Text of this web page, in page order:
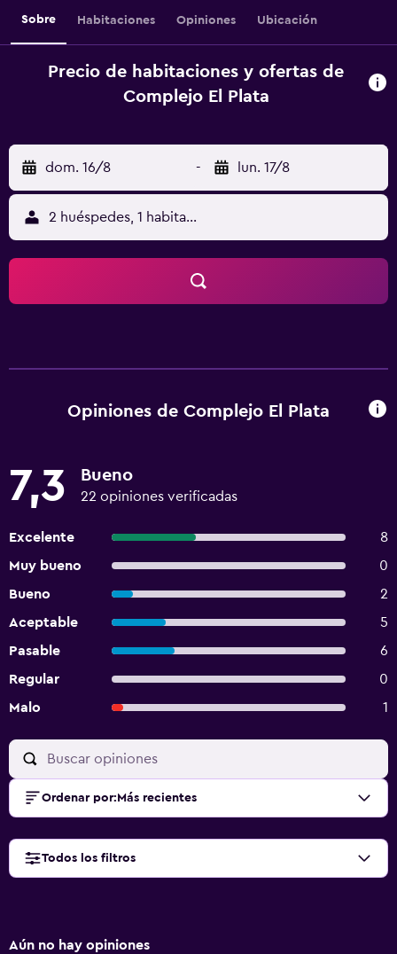
Sobre Habitaciones Opiniones Ubicación
Precio de habitaciones y ofertas de
Complejo El Plata
dom. 16/8 - lun. 17/8
2 huéspedes, 1 habitación
Opiniones de Complejo El Plata
7,3 Bueno
22 opiniones verificadas
Excelente
8
Muy bueno
0
Bueno
2
Aceptable
5
Pasable
6
Regular
0
Malo
1
Ordenar por: Más recientes
Todos los filtros
Aún no hay opiniones